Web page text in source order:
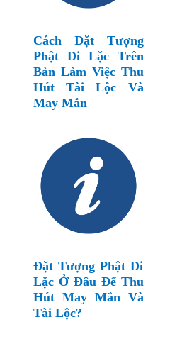
Cách Đặt Tượng
Phật Di Lặc Trên
Bàn Làm Việc Thu
Hút Tài Lộc Và
May Mắn
Đặt Tượng Phật Di
Lặc Ở Đâu Để Thu
Hút May Mắn Và
Tài Lộc?